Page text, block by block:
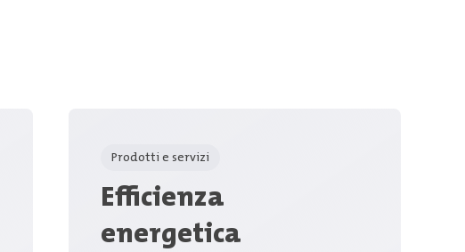
Prodotti e servizi
Efficienza
energetica